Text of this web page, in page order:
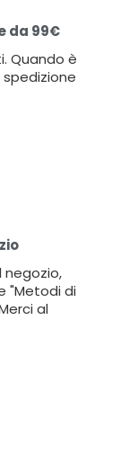
da 99€
Quando è
negozio,
"Metodi di
al